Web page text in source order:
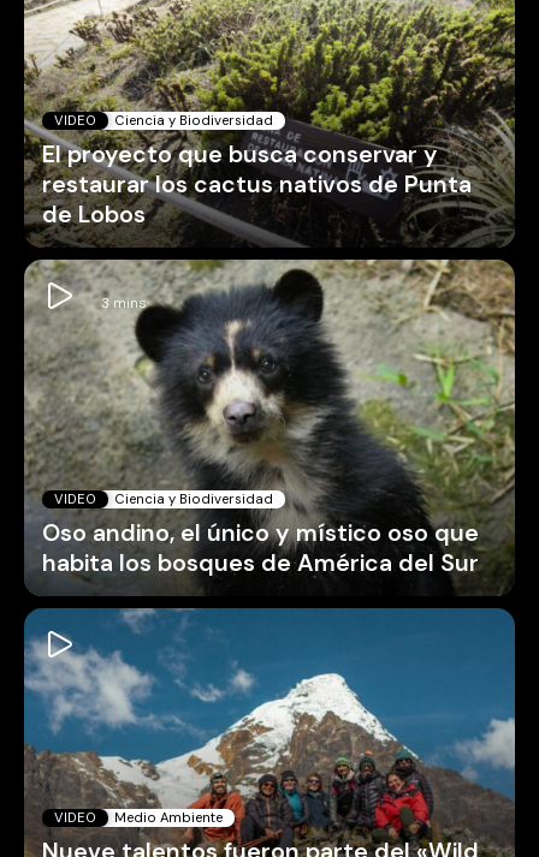
VIDEO Ciencia y Biodiversidad
El proyecto que busca conservar y
restaurar los cactus nativos de Punta
de Lobos
VIDEO Ciencia y Biodiversidad
Oso andino, el único y místico oso que
habita los bosques de América del Sur
VIDEO Medio Ambiente